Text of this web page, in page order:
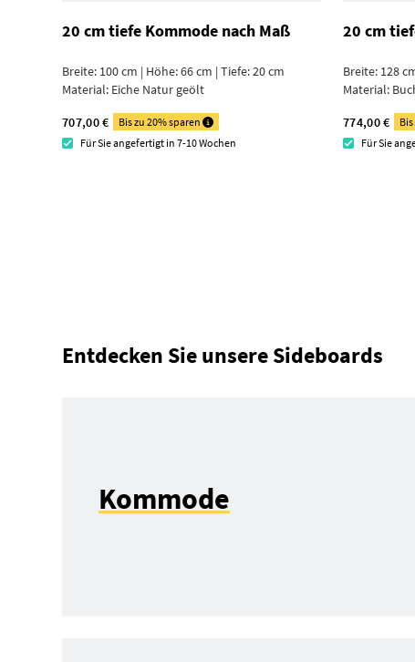
20 cm tiefe Kommode nach Maß
Breite: 100 cm | Höhe: 66 cm | Tiefe: 20 cm
Material: Eiche Natur geölt
707,00 €
Bis zu 20% sparen
Für Sie angefertigt in 7-10 Wochen
20 cm
Breite: 128
Material:
774,00 €
Für Sie
Entdecken Sie unsere Sideboards
Kommode